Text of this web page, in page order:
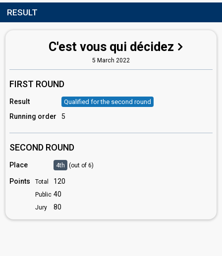
RESULT
C'est vous qui décidez
5 March 2022
FIRST ROUND
Result Qualified for the second round
Running order 5
SECOND ROUND
Place 4th (out of 6)
Points Total 120
Public 40
Jury 80